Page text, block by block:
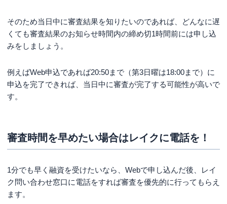
そのため当日中に審査結果を知りたいのであれば、どんなに遅
くても審査結果のお知らせ時間内の締め切1時間前には申し込
みをしましょう。
例えばWeb申込であれば20:50まで（第3日曜は18:00まで）に
申込を完了できれば、当日中に審査が完了する可能性が高いで
す。
審査時間を早めたい場合はレイクに電話を！
1分でも早く融資を受けたいなら、Webで申し込んだ後、レイ
ク問い合わせ窓口に電話をすれば審査を優先的に行ってもらえ
ます。